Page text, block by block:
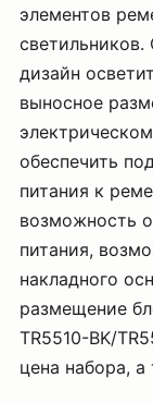
элементов
дизайн
выносное
обеспечить
питания к
возможность
питания,
накладного
размещение
TR5510-BK/
цена набора,